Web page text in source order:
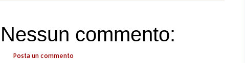
Nessun commento:
Posta un commento